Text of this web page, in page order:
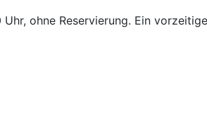
ohne Reservierung. Ein